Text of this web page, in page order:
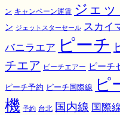
ン キャンペーン運賃 ジェ
ン ジェットスターセール スカイ
バニラエア ピーチ
チエア ピーチエアー ピーチ
ピーチ予約 ピーチ国際線 ピ
機 予約 台北 国内線 国際